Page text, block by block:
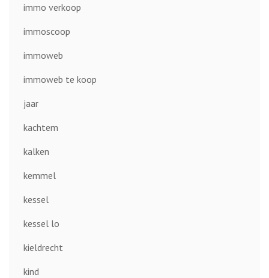
immo verkoop
immoscoop
immoweb
immoweb te koop
jaar
kachtem
kalken
kemmel
kessel
kessel lo
kieldrecht
kind